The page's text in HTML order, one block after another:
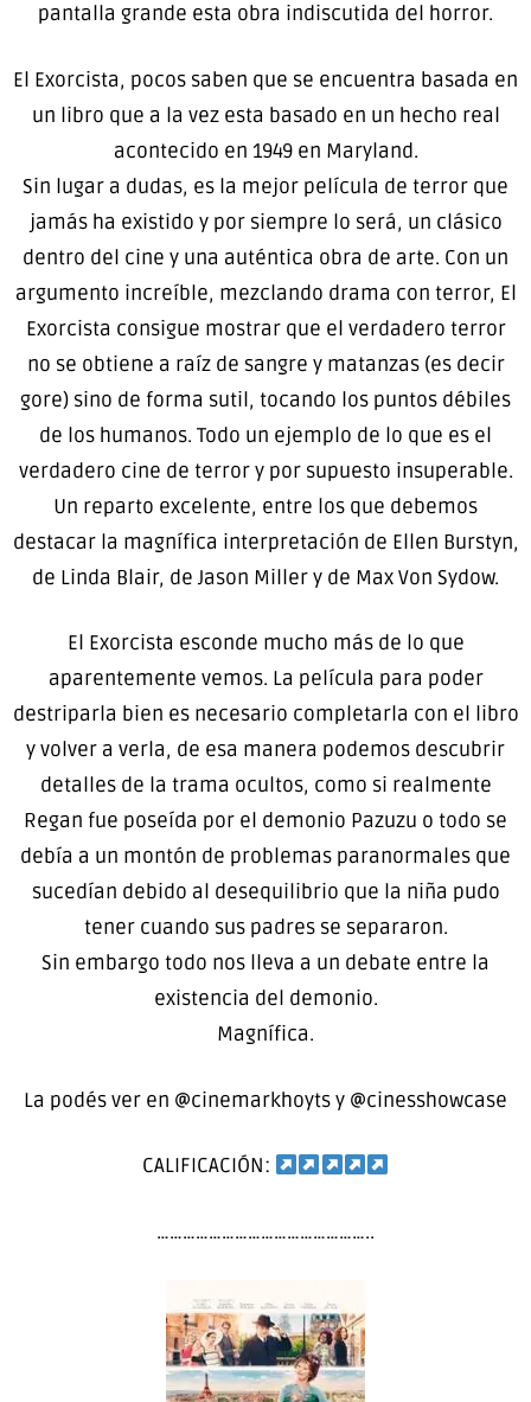
pantalla grande esta obra indiscutida del horror.
El Exorcista, pocos saben que se encuentra basada en
un libro que a la vez esta basado en un hecho real
acontecido en 1949 en Maryland.
Sin lugar a dudas, es la mejor película de terror que
jamás ha existido y por siempre lo será, un clásico
dentro del cine y una auténtica obra de arte. Con un
argumento increíble, mezclando drama con terror, El
Exorcista consigue mostrar que el verdadero terror
no se obtiene a raíz de sangre y matanzas (es decir
gore) sino de forma sutil, tocando los puntos débiles
de los humanos. Todo un ejemplo de lo que es el
verdadero cine de terror y por supuesto insuperable.
Un reparto excelente, entre los que debemos
destacar la magnífica interpretación de Ellen Burstyn,
de Linda Blair, de Jason Miller y de Max Von Sydow.
El Exorcista esconde mucho más de lo que
aparentemente vemos. La película para poder
destriparla bien es necesario completarla con el libro
y volver a verla, de esa manera podemos descubrir
detalles de la trama ocultos, como si realmente
Regan fue poseída por el demonio Pazuzu o todo se
debía a un montón de problemas paranormales que
sucedían debido al desequilibrio que la niña pudo
tener cuando sus padres se separaron.
Sin embargo todo nos lleva a un debate entre la
existencia del demonio.
Magnífica.
La podés ver en @cinemarkhoyts y @cinesshowcase
CALIFICACIÓN:
…………………………………………..